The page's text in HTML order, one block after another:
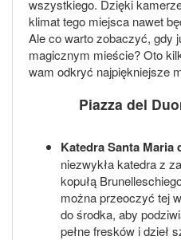
wszystkiego. Dzięki
klimat tego miejsca nawet
Ale co warto zobaczyć, gdy
magicznym mieście? Oto
wam odkryć najpiękniejsze
Piazza del
Katedra Santa Maria
niezwykła katedra z
kopułą
można przeoczyć tej
do środka, aby
pełne fresków i dzieł